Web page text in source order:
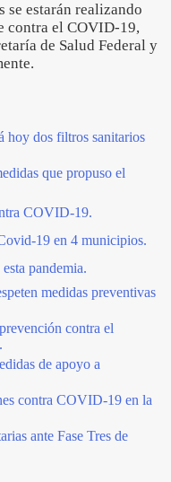
estarán realizando
contra el COVID-19,
de Salud Federal y
hoy dos filtros sanitarios
que propuso el
COVID-19.
19 en 4 municipios.
pandemia.
medidas preventivas
contra el
de apoyo a
contra COVID-19 en la
ante Fase Tres de